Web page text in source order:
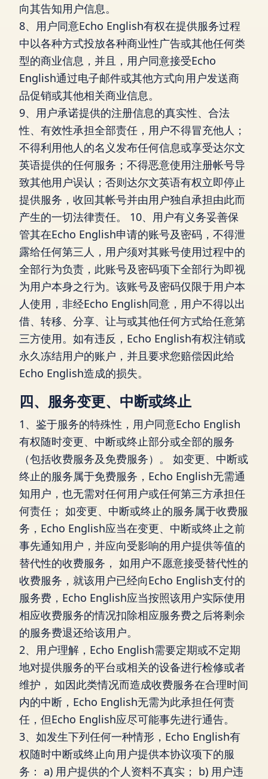
向其告知用户信息。
8、用户同意Echo English有权在提供服务过程
中以各种方式投放各种商业性广告或其他任何类
型的商业信息，并且，用户同意接受Echo
English通过电子邮件或其他方式向用户发送商
品促销或其他相关商业信息。
9、用户承诺提供的注册信息的真实性、合法
性、有效性承担全部责任，用户不得冒充他人；
不得利用他人的名义发布任何信息或享受达尔文
英语提供的任何服务；不得恶意使用注册帐号导
致其他用户误认；否则达尔文英语有权立即停止
提供服务，收回其帐号并由用户独自承担由此而
产生的一切法律责任。 10、用户有义务妥善保
管其在Echo English申请的账号及密码，不得泄
露给任何第三人，用户须对其账号使用过程中的
全部行为负责，此账号及密码项下全部行为即视
为用户本身之行为。该账号及密码仅限于用户本
人使用，非经Echo English同意，用户不得以出
借、转移、分享、让与或其他任何方式给任意第
三方使用。如有违反，Echo English有权注销或
永久冻结用户的账户，并且要求您赔偿因此给
Echo English造成的损失。
四、服务变更、中断或终止
1、鉴于服务的特殊性，用户同意Echo English
有权随时变更、中断或终止部分或全部的服务
（包括收费服务及免费服务）。 如变更、中断或
终止的服务属于免费服务，Echo English无需通
知用户，也无需对任何用户或任何第三方承担任
何责任； 如变更、中断或终止的服务属于收费服
务，Echo English应当在变更、中断或终止之前
事先通知用户，并应向受影响的用户提供等值的
替代性的收费服务， 如用户不愿意接受替代性的
收费服务，就该用户已经向Echo English支付的
服务费，Echo English应当按照该用户实际使用
相应收费服务的情况扣除相应服务费之后将剩余
的服务费退还给该用户。
2、用户理解，Echo English需要定期或不定期
地对提供服务的平台或相关的设备进行检修或者
维护， 如因此类情况而造成收费服务在合理时间
内的中断，Echo English无需为此承担任何责
任，但Echo English应尽可能事先进行通告。
3、如发生下列任何一种情形，Echo English有
权随时中断或终止向用户提供本协议项下的服
务： a) 用户提供的个人资料不真实； b) 用户违